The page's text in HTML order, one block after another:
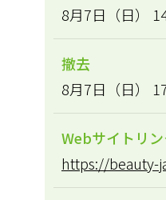
8月7日（日）
撤去
8月7日（日）
Webサイトリン
https://beauty-